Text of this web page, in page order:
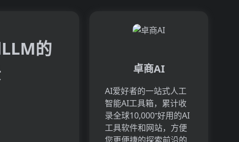
的
卓商AI
AI爱好者的一站式人工
智能AI工具箱，累计收
录全球10,000⁺好用的AI
工具软件和网站，方便